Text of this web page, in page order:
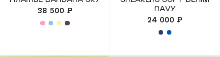
38 500 ₽
NAVY
24 000 ₽